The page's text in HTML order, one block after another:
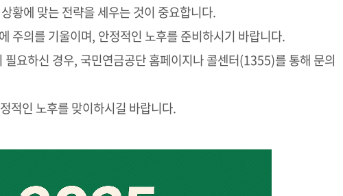
황에 맞는 전략을 세우는 것이 중요합니다.
주의를 기울이며, 안정적인 노후를 준비하시기 바랍니다.
요하신 경우, 국민연금공단 홈페이지나 콜센터(1355)를 통해 문의
적인 노후를 맞이하시길 바랍니다.